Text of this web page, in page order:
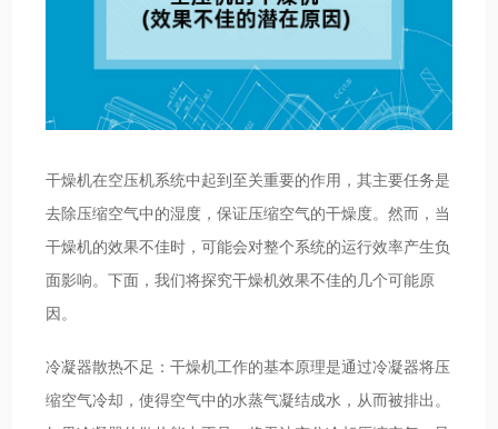
干燥机在空压机系统中起到至关重要的作用，其主要任务是
去除压缩空气中的湿度，保证压缩空气的干燥度。然而，当
干燥机的效果不佳时，可能会对整个系统的运行效率产生负
面影响。下面，我们将探究干燥机效果不佳的几个可能原
因。
冷凝器散热不足：干燥机工作的基本原理是通过冷凝器将压
缩空气冷却，使得空气中的水蒸气凝结成水，从而被排出。